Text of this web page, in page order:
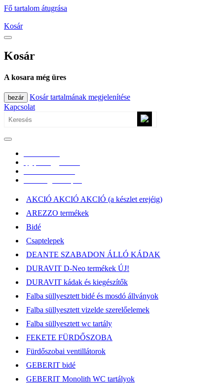
Fő tartalom átugrása
Kosár
Kosár
A kosara még üres
bezár
Kosár tartalmának megjelenítése
Kapcsolat
AKCIÓ AKCIÓ AKCIÓ (a készlet erejéig)
AREZZO termékek
Bidé
Csaptelepek
DEANTE SZABADON ÁLLÓ KÁDAK
DURAVIT D-Neo termékek ÚJ!
DURAVIT kádak és kiegészítők
Falba süllyesztett bidé és mosdó állványok
Falba süllyesztett vizelde szerelőelemek
Falba süllyesztett wc tartály
FEKETE FÜRDŐSZOBA
Fürdőszobai ventillátorok
GEBERIT bidé
GEBERIT Monolith WC tartályok